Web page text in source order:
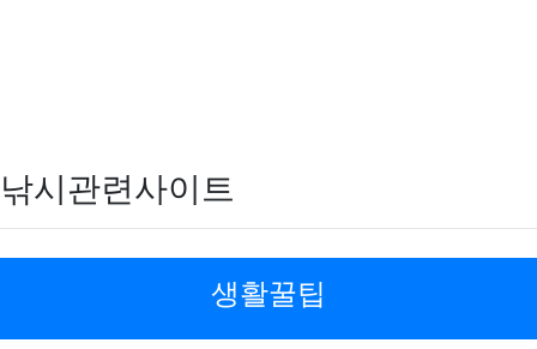
낚시관련사이트
생활꿀팁